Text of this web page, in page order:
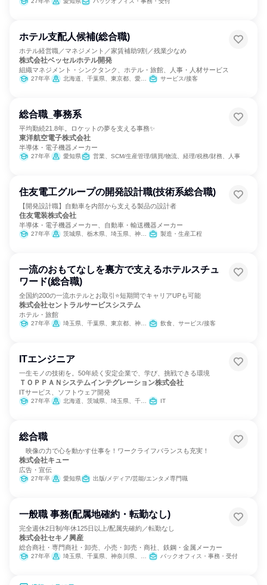
ホテル支配人候補(総合職)
ホテル経営職／マネジメント／家賃補助9割／残業少なめ
株式会社ベッセルホテル開発
組織マネジメント・シンクタンク、ホテル・旅館、人事・人材サービス
27年卒 北海道、千葉県、東京都、愛知県、京都府、大阪府、広島県、福岡県、熊本県、沖縄県 サービス/接客
総合職_事務系
平均勤続21.8年。ロケットの夢を支える事務✨
東洋航空電子株式会社
半導体・電子機器メーカー
27年卒 愛知県 営業、SCM/生産管理/購買/物流、経理/税務/財務、人事
住友電工グループの開発設計職(技術系総合職)
【開発設計職】自動車を内部から支える製品の設計者
住友電装株式会社
半導体・電子機器メーカー、自動車・輸送機器メーカー
27年卒 茨城県、栃木県、埼玉県、神奈川県、静岡県、愛知県、三重県、大阪府、広島県、福岡県、大分県 製造・生産工程
一流のおもてなしを裏方で支えるホテルスチュ
ワード(総合職)
全国約200の一流ホテルとお取引⭐短期間でキャリアUPも可能
株式会社セントラルサービスシステム
ホテル・旅館
27年卒 埼玉県、千葉県、東京都、神奈川県、富山県、石川県、長野県、岐阜県、静岡県、愛知県、滋賀県、京都府、大阪府、兵庫県、奈良県、広島県、福岡県、佐賀県、長崎県、大分県、宮崎県、鹿児島県、沖縄県 飲食、サービス/接客
ITエンジニア
一生モノの技術を。50年続く安定企業で、学び、挑戦できる環境
ＴＯＰＰＡＮシステムインテグレーション株式会社
ITサービス、ソフトウェア開発
27年卒 北海道、茨城県、埼玉県、千葉県、東京都、神奈川県、新潟県、岐阜県、静岡県、愛知県、京都府、大阪府、奈良県、岡山県、広島県、香川県、福岡県 IT
総合職
映像の力で心を動かす仕事を！ワークライフバランスも充実！
株式会社キュー
広告・宣伝
27年卒 愛知県 出版/メディア/芸能/エンタメ専門職
一般職 事務(配属地確約・転勤なし)
完全週休2日制/年休125日以上/配属先確約／転勤なし
株式会社セキノ興産
総合商社・専門商社・卸売、小売・卸売・商社、鉄鋼・金属メーカー
27年卒 埼玉県、千葉県、神奈川県、新潟県、富山県、山梨県、愛知県、滋賀県 バックオフィス・事務・受付